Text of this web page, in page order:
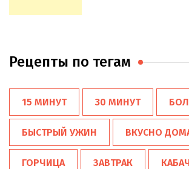
Рецепты по тегам
15 МИНУТ 30 МИНУТ
БЫСТРЫЙ УЖИН ВКУСНО
ГОРЧИЦА ЗАВТРАК